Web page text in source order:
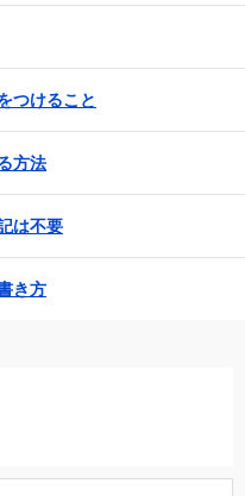
つけること
方法
は不要
き方